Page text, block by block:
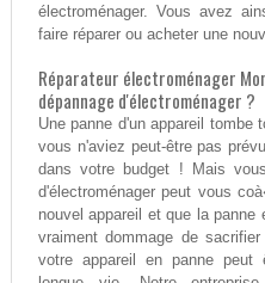
électroménager. Vous avez
faire réparer ou acheter une
Réparateur électroménager
dépannage d'électroménager ?
Une panne d'un appareil tombe
vous n'aviez peut-être pas
dans votre budget ! Mais
d'électroménager peut vous
nouvel appareil et que la
vraiment dommage de
votre appareil en panne peut